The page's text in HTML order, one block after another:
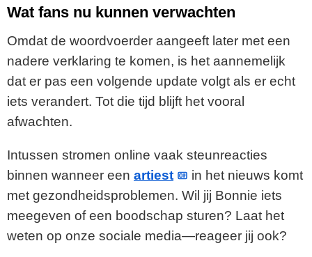
Wat fans nu kunnen verwachten
Omdat de woordvoerder aangeeft later met een
nadere verklaring te komen, is het aannemelijk
dat er pas een volgende update volgt als er echt
iets verandert. Tot die tijd blijft het vooral
afwachten.
Intussen stromen online vaak steunreacties
binnen wanneer een artiest
in het nieuws komt
met gezondheidsproblemen. Wil jij Bonnie iets
meegeven of een boodschap sturen? Laat het
weten op onze sociale media—reageer jij ook?